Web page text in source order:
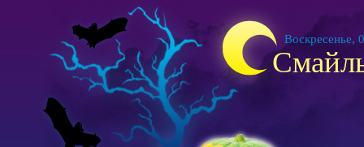
Воскресенье,